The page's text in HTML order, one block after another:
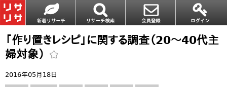
「作り置きレシピ」に関する調査（20～40代主
婦対象）
2016年05月18日